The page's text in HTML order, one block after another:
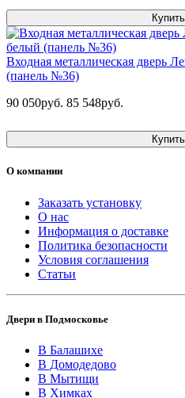
Купить
Входная металлическая дверь
(панель №36)
90 050руб. 85 548руб.
Купить
О компании
Заказать установку
О нас
Информация о доставке
Политика безопасности
Условия соглашения
Статьи
Двери в Подмосковье
В Балашихе
В Домодедово
В Мытищи
В Химках